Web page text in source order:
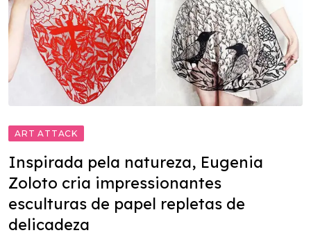
ART ATTACK
Inspirada pela natureza, Eugenia
Zoloto cria impressionantes
esculturas de papel repletas de
delicadeza